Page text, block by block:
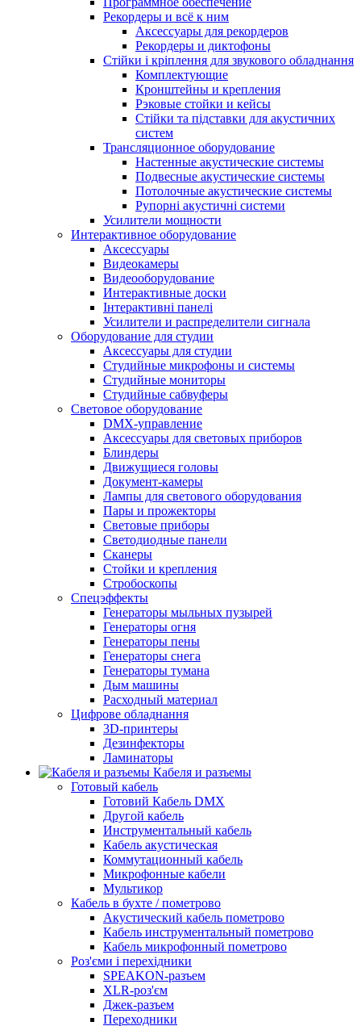
Рекордеры и всё к ним
Аксессуары для рекордеров
Рекордеры и диктофоны
Стійки і кріплення для звукового обладнання
Комплектующие
Кронштейны и крепления
Рэковые стойки и кейсы
Стійки та підставки для акустичних
систем
Трансляционное оборудование
Настенные акустические системы
Подвесные акустические системы
Потолочные акустические системы
Рупорні акустичні системи
Усилители мощности
Интерактивное оборудование
Аксессуары
Видеокамеры
Видеооборудование
Интерактивные доски
Інтерактивні панелі
Усилители и распределители сигнала
Оборудование для студии
Аксессуары для студии
Студийные микрофоны и системы
Студийные мониторы
Студийные сабвуферы
Световое оборудование
DMX-управление
Аксессуары для световых приборов
Блиндеры
Движущиеся головы
Документ-камеры
Лампы для светового оборудования
Пары и прожекторы
Световые приборы
Светодиодные панели
Сканеры
Стойки и крепления
Стробоскопы
Спецэффекты
Генераторы мыльных пузырей
Генераторы огня
Генераторы пены
Генераторы снега
Генераторы тумана
Дым машины
Расходный материал
Цифрове обладнання
3D-принтеры
Дезинфекторы
Ламинаторы
Кабеля и разъемы
Готовый кабель
Готовий Кабель DMX
Другой кабель
Инструментальный кабель
Кабель акустическая
Коммутационный кабель
Микрофонные кабели
Мультикор
Кабель в бухте / пометрово
Акустический кабель пометрово
Кабель инструментальный пометрово
Кабель микрофонный пометрово
Роз'єми і перехідники
SPEAKON-разъем
XLR-роз'єм
Джек-разъем
Переходники